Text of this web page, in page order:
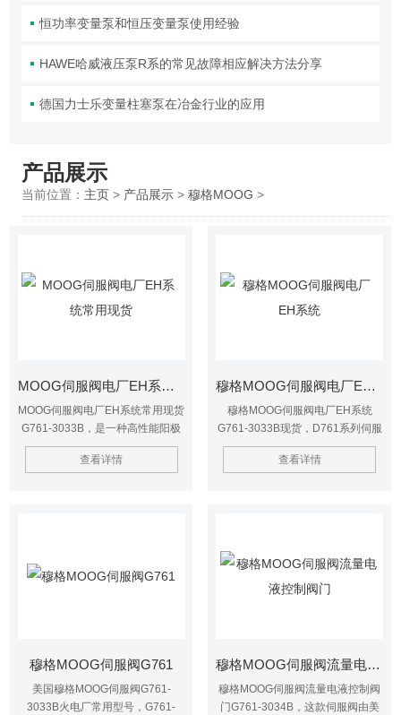
恒功率变量泵和恒压变量泵使用经验
HAWE哈威液压泵R系的常见故障相应解决方法分享
德国力士乐变量柱塞泵在冶金行业的应用
产品展示
当前位置： 主页> 产品展示> 穆格MOOG >
MOOG伺服阀电厂EH系统常用现货
MOOG伺服阀电厂EH系统常用现货
G761-3033B，是一种高性能阳极
电液伺服阀。
查看详情
穆格MOOG伺服阀电厂EH系统
穆格MOOG伺服阀电厂EH系统
G761-3033B现货，D761系列伺服
比例阀是可用作二通、三通、四通
和五通节流型的流量控制阀。
查看详情
穆格MOOG伺服阀G761
美国穆格MOOG伺服阀G761-
3033B火电厂常用型号，G761-
穆格MOOG伺服阀流量电液控制阀门
穆格MOOG伺服阀流量电液控制阀
门G761-3034B，这款伺服阀由美